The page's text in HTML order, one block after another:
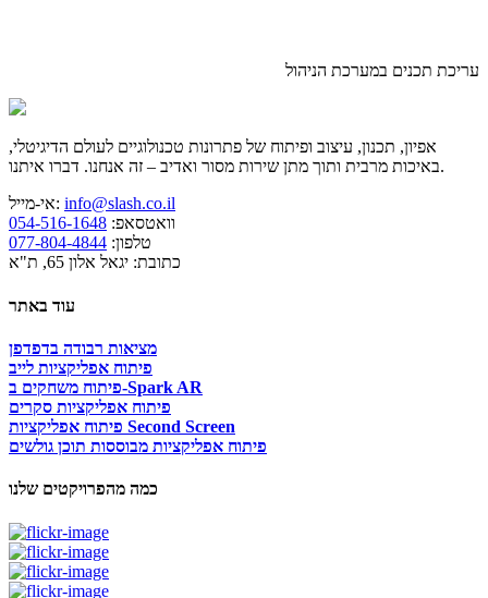
עריכת תכנים במערכת הניהול
אפיון, תכנון, עיצוב ופיתוח של פתרונות טכנולוגיים לעולם הדיגיטלי,
באיכות מרבית ותוך מתן שירות מסור ואדיב – זה אנחנו. דברו איתנו.
אי-מייל: info@slash.co.il
וואטסאפ: 054-516-1648
טלפון: 077-804-4844
כתובת: יגאל אלון 65, ת"א
עוד באתר
מציאות רבודה בדפדפן
פיתוח אפליקציות לייב
פיתוח משחקים ב-Spark AR
פיתוח אפליקציות סקרים
פיתוח אפליקציות Second Screen
פיתוח אפליקציות מבוססות תוכן גולשים
כמה מהפרויקטים שלנו